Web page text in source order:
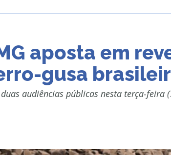
aposta em
gusa
audiências públicas nesta terça-feira